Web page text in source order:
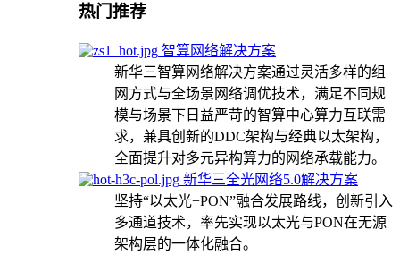
热门推荐
智算网络解决方案
新华三智算网络解决方案通过灵活多样的组
网方式与全场景网络调优技术，满足不同规
模与场景下日益严苛的智算中心算力互联需
求，兼具创新的DDC架构与经典以太架构，
全面提升对多元异构算力的网络承载能力。
新华三全光网络5.0解决方案
坚持“以太光+PON”融合发展路线，创新引入
多通道技术，率先实现以太光与PON在无源
架构层的一体化融合。